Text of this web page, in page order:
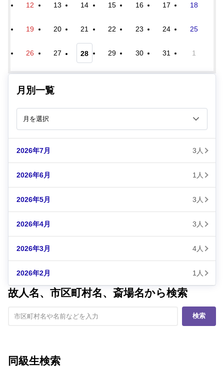
12 13 14 15 16 17 18
19 20 21 22 23 24 25
26 27 28 29 30 31 1
月別一覧
2026年7月 3人
2026年6月 1人
2026年5月 3人
2026年4月 3人
2026年3月 4人
2026年2月 1人
故人名、市区町村名、斎場名から検索
検索
同級生検索